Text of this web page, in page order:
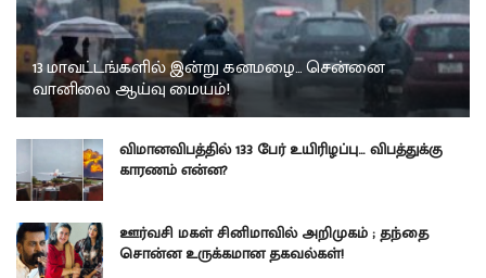
13 மாவட்டங்களில் இன்று கனமழை… சென்னை
வானிலை ஆய்வு மையம்!
விமானவிபத்தில் 133 பேர் உயிரிழப்பு… விபத்துக்கு
காரணம் என்ன?
ஊர்வசி மகள் சினிமாவில் அறிமுகம் ; தந்தை
சொன்ன உருக்கமான தகவல்கள்!